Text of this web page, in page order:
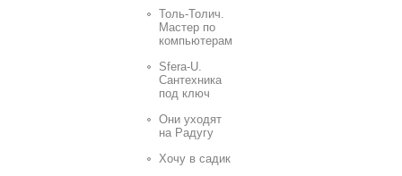
Толь-Толич.
Мастер по
компьютерам
Sfera-U.
Сантехника
под ключ
Они уходят
на Радугу
Хочу в садик